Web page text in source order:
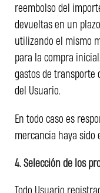
reembolso del
devueltas en un
utilizando el mismo
para la compra
gastos de transporte
del Usuario.
En todo caso es
mercancía haya sido
4. Selección de los
Todo Usuario